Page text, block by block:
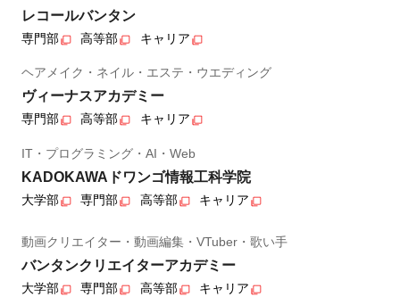
レコールバンタン
専門部 高等部 キャリア
ヘアメイク・ネイル・エステ・ウエディング
ヴィーナスアカデミー
専門部 高等部 キャリア
IT・プログラミング・AI・Web
KADOKAWAドワンゴ情報工科学院
大学部 専門部 高等部 キャリア
動画クリエイター・動画編集・VTuber・歌い手
バンタンクリエイターアカデミー
大学部 専門部 高等部 キャリア